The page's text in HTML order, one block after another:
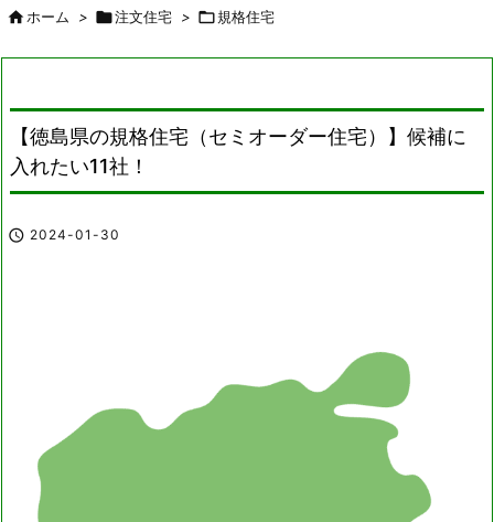
ホーム > 注文住宅 > 規格住宅
【徳島県の規格住宅（セミオーダー住宅）】候補に
入れたい11社！
 2024-01-30